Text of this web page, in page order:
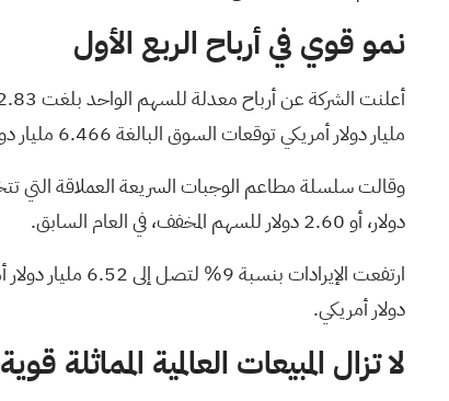
نمو قوي في أرباح الربع الأول
مليار دولار أمريكي توقعات السوقالبالغة 6.466 مليار دولار أمريكي
دولار، أو 2.60 دولار للسهم المخفف، في العام السابق.
دولار أمريكي.
لا تزال المبيعات العالمية المماثلة قوية